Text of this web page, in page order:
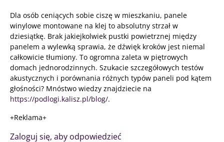
Dla osób ceniących sobie ciszę w mieszkaniu, panele
winylowe montowane na klej to absolutny strzał w
dziesiątkę. Brak jakiejkolwiek pustki powietrznej między
panelem a wylewką sprawia, że dźwięk kroków jest niemal
całkowicie tłumiony. To ogromna zaleta w piętrowych
domach jednorodzinnych. Szukacie szczegółowych testów
akustycznych i porównania różnych typów paneli pod kątem
głośności? Mnóstwo wiedzy znajdziecie na
https://podlogi.kalisz.pl/blog/.
+Reklama+
Zaloguj się, aby odpowiedzieć